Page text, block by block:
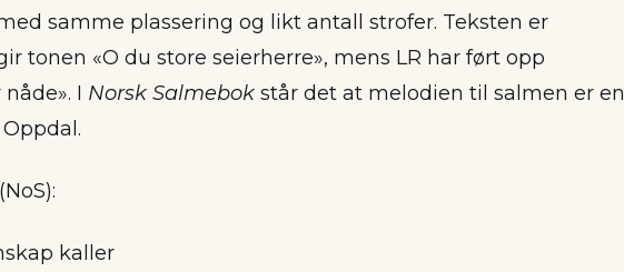
samme plassering og likt antall strofer. Teksten er
tonen «O du store seierherre», mens LR har ført opp
I Norsk Salmebok står det at melodien til salmen er en
kaller